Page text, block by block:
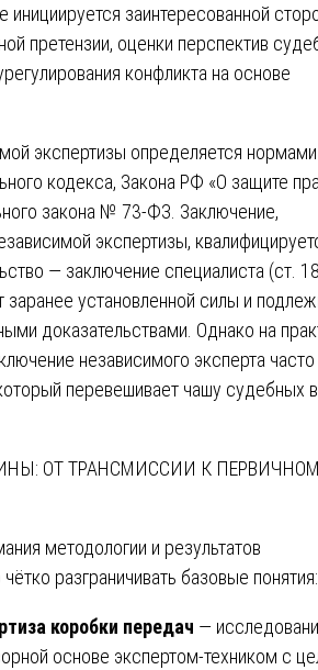
заинтересованной
претензии, оценки перспектив
конфликта на основе
экспертизы определяется нормами
кодекса, Закона РФ «О защите
закона № 73-ФЗ. Заключение,
экспертизы,
— заключение специалиста (ст.
установленной силы и
доказательствами. Однако на
независимого эксперта часто
перевешивает чашу судебных
ОТ ТРАНСМИССИИ К
методологии и результатов
разграничивать базовые понятия:
коробки передач —
основе экспертом-техником с